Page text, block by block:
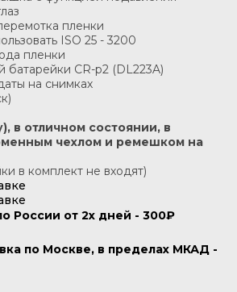
пленки
ISO 25 - 3200
пленки
батарейки CR-p2 (DL223A)
на снимках
в отличном состоянии, в
чехлом и ремешком на
в комплект не входят)
России от 2х дней - 300₽
по Москве, в пределах МКАД -